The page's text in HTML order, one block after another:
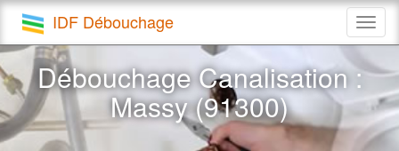
IDF Débouchage
Débouchage Canalisation :
Massy (91300)